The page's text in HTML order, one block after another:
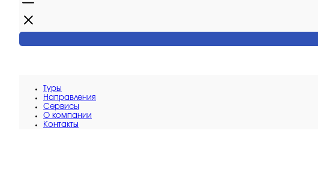
Туры
Направления
Сервисы
O компании
Контакты